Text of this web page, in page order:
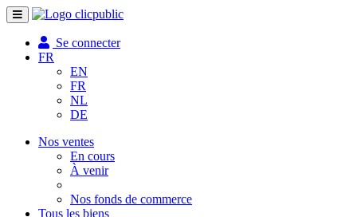
Toggle
navigation
Se connecter
FR
EN
FR
NL
DE
Nos ventes
En cours
À venir
Nos fonds de commerce
Tous les biens